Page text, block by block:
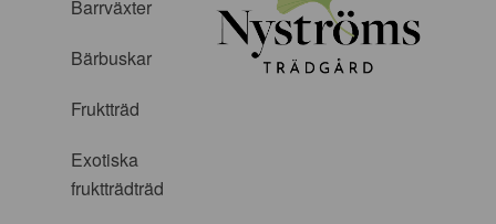
Barrväxter
Bärbuskar
Fruktträd
Exotiska
fruktträdträd